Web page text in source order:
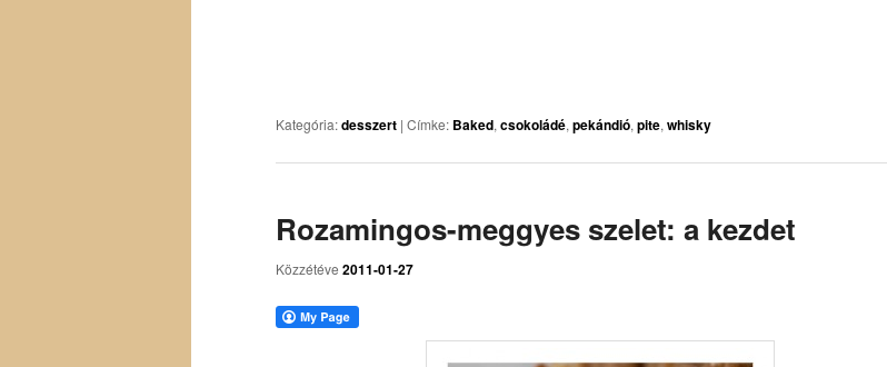
Kategória:desszert | Címke: Baked, csokoládé, pekándió, pite, whisky
Rozamingos-meggyes szelet: a kezdet
Közzétéve 2011-01-27